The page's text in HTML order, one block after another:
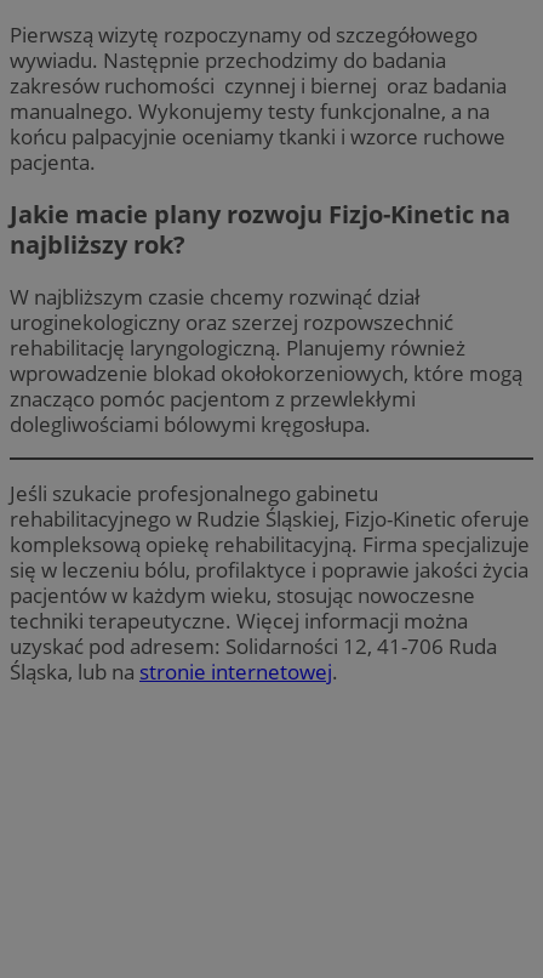
Pierwszą wizytę rozpoczynamy od szczegółowego
wywiadu. Następnie przechodzimy do badania
zakresów ruchomości czynnej i biernej oraz badania
manualnego. Wykonujemy testy funkcjonalne, a na
końcu palpacyjnie oceniamy tkanki i wzorce ruchowe
pacjenta.
Jakie macie plany rozwoju Fizjo-Kinetic na
najbliższy rok?
W najbliższym czasie chcemy rozwinąć dział
uroginekologiczny oraz szerzej rozpowszechnić
rehabilitację laryngologiczną. Planujemy również
wprowadzenie blokad okołokorzeniowych, które mogą
znacząco pomóc pacjentom z przewlekłymi
dolegliwościami bólowymi kręgosłupa.
Jeśli szukacie profesjonalnego gabinetu
rehabilitacyjnego w Rudzie Śląskiej, Fizjo-Kinetic oferuje
kompleksową opiekę rehabilitacyjną. Firma specjalizuje
się w leczeniu bólu, profilaktyce i poprawie jakości życia
pacjentów w każdym wieku, stosując nowoczesne
techniki terapeutyczne. Więcej informacji można
uzyskać pod adresem: Solidarności 12, 41-706 Ruda
Śląska, lub na stronie internetowej.